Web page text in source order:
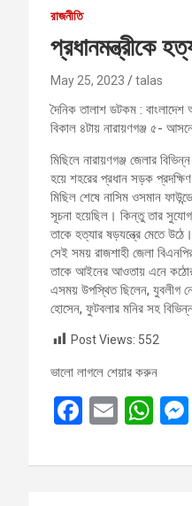
রাজনীতি
প্রধানমন্ত্রীকে
May 25, 2023 talas
দৈনিক তালাশ ডটকম : বাংলাদেশ
বিকাল ৪টায় নারায়ণগঞ্জ ৫-
মিছিলে নারায়ণগঞ্জ জেলার
হয়ে শহরের প্রধান সড়ক
মিছিল শেষে নাসিম ওসমান
সূচনা হয়েছিল। কিন্তু তার
তাকে হত্যার ষড়যন্ত্রে মেতে
সেই সময় রাজশাহী জেলা
তাকে আইনের আওতায় এনে কঠোর
এসময় উপস্থিত ছিলেন, যুবলীগ
হোসেন, ফুটবলার মনির সহ বিভিন্ন
Post Views: 552
ভালো লাগলে শেয়ার করুন
F
ce
E
ail
W
at